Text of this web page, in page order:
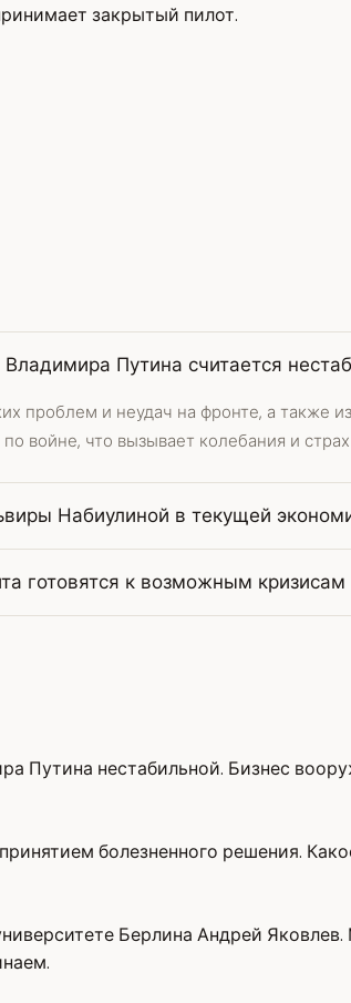
закрытый пилот.
Путина считается
проблем и неудач на фронте, а также
войне, что вызывает колебания и
Набиулиной в текущей
готовятся к возможным кризисам
нестабильной. Бизнес
болезненного решения.
Берлина Андрей